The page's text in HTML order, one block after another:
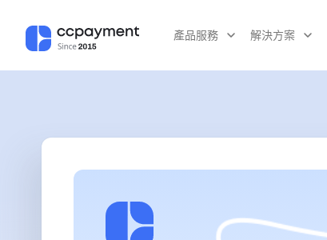
產品服務 解決方案